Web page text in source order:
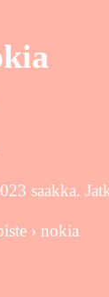
saakka.
› nokia